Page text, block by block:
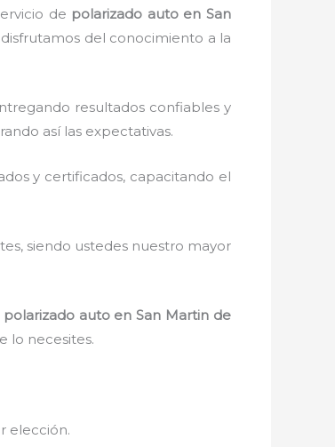
de polarizado autoen San
del conocimiento a la
resultados confiables y
así las expectativas.
y certificados, capacitando el
siendo ustedes nuestro mayor
polarizado auto en San Martin de
lo necesites.
elección.